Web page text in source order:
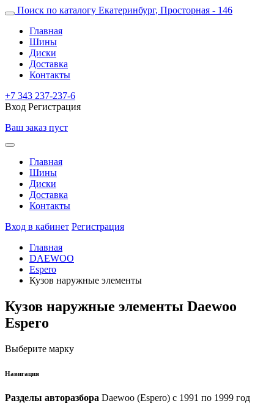
Поиск по каталогу Екатеринбург, Просторная - 146
Главная
Шины
Диски
Доставка
Контакты
+7 343 237-237-6
Вход Регистрация
Ваш заказ пуст
Главная
Шины
Диски
Доставка
Контакты
Вход в кабинет Регистрация
Главная
DAEWOO
Espero
Кузов наружные элементы
Кузов наружные элементы Daewoo
Espero
Выберите марку
Навигация
Разделы авторазбора Daewoo (Espero) с 1991 по 1999 год